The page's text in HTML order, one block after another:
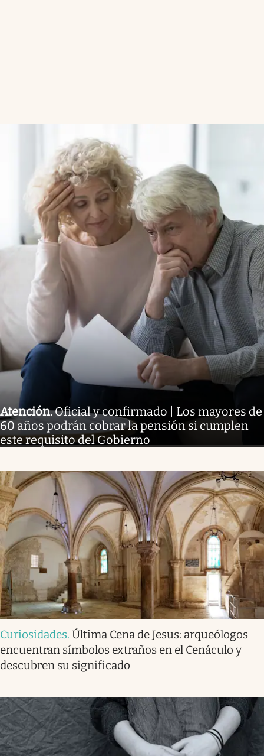
Atención.Oficial y confirmado | Los mayores de
60 años podrán cobrar la pensión si cumplen
este requisito del Gobierno
Curiosidades. Última Cena de Jesus: arqueólogos
encuentran símbolos extraños en el Cenáculo y
descubren su significado